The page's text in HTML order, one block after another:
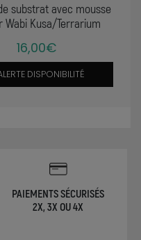
substrat avec mousse
Wabi Kusa/Terrarium
16,00€
DISPONIBILITÉ
PAIEMENTS SÉCURISÉS
2X, 3X OU 4X